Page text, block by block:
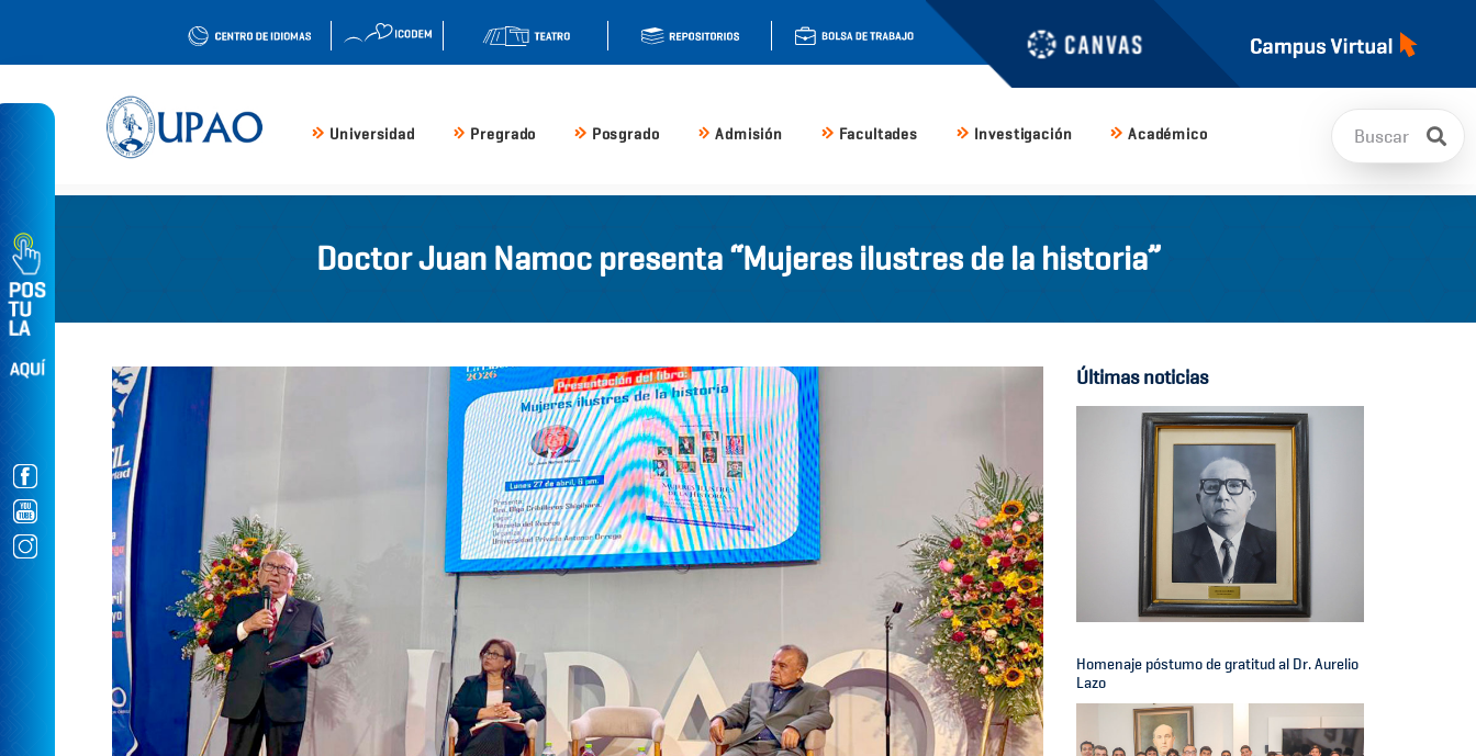
Universidad Pregrado Posgrado Admisión Facultades Investigación Académico
Doctor Juan Namoc presenta “Mujeres ilustres de la historia”
Últimas noticias
Homenaje póstumo de gratitud al Dr. Aurelio
Lazo